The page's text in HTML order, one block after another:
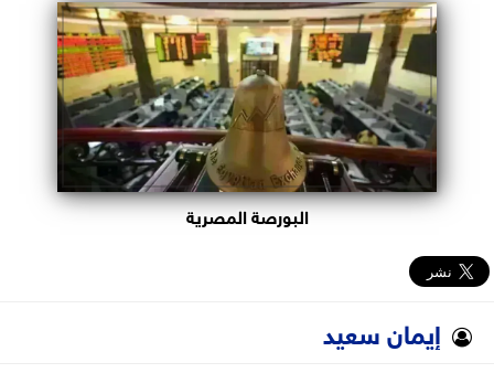
الوزارات
الأحزاب
البورصة المصرية
إيمان سعيد